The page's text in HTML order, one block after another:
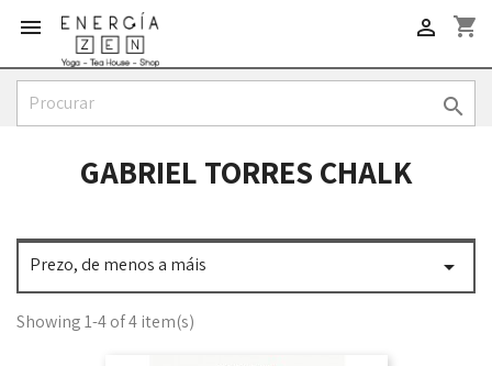
 shopping_cart


GABRIEL TORRES CHALK
Prezo, de menos a máis 
Showing 1-4 of 4 item(s)